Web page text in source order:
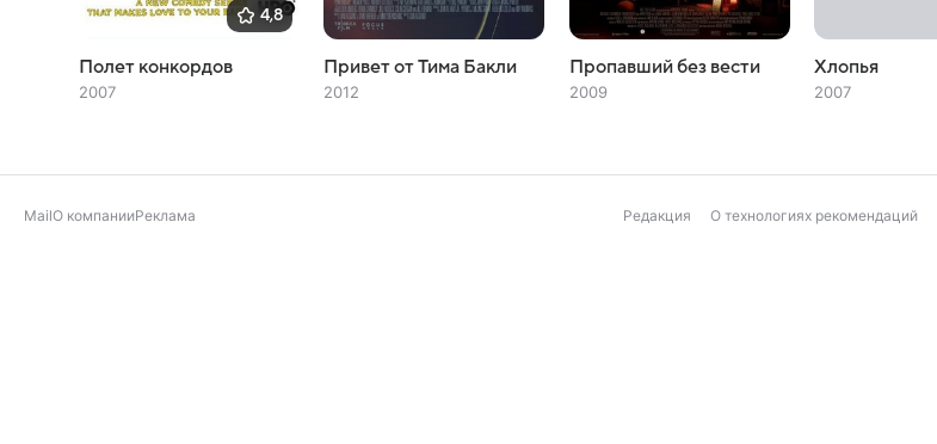
4,8
Полет конкордов
2007
Привет от Тима Бакли
2012
Пропавший без вести
2009
Хлопья
2007
MailО компанииРеклама Редакция О технологиях рекомендаций